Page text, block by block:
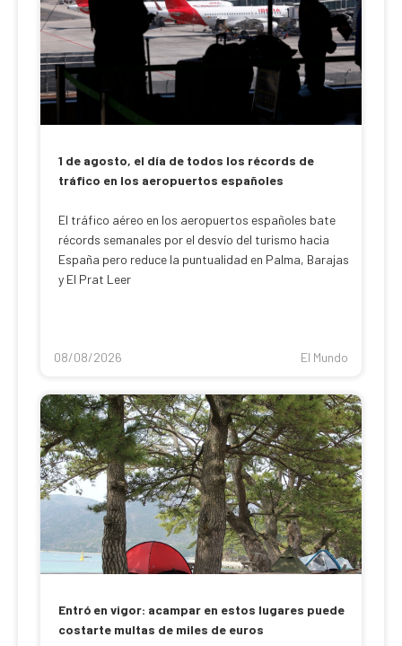
1 de agosto, el día de todos los récords de
tráfico en los aeropuertos españoles
El tráfico aéreo en los aeropuertos españoles bate
récords semanales por el desvío del turismo hacia
España pero reduce la puntualidad en Palma, Barajas
y El Prat Leer
08/08/2026 El Mundo
Entró en vigor: acampar en estos lugares puede
costarte multas de miles de euros